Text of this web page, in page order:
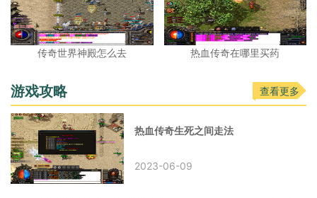
传奇世界神殿怎么去 热血传奇在哪里买药
游戏攻略 查看更多
热血传奇生死之间走法
2023-06-09